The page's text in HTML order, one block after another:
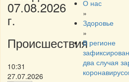
07.08.2026
г.
Происшествия
10:31
27.07.2026
О нас
»
Здоровье
»
В регионе
два случая